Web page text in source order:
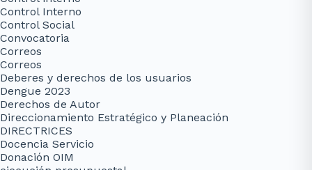
Control Interno
Control Social
Convocatoria
Correos
Correos
Deberes y derechos de los usuarios
Dengue 2023
Derechos de Autor
Direccionamiento Estratégico y Planeación
DIRECTRICES
Docencia Servicio
Donación OIM